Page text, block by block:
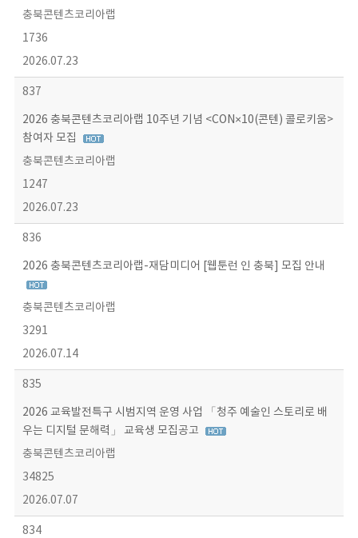
충북콘텐츠코리아랩
1736
2026.07.23
837
2026 충북콘텐츠코리아랩 10주년 기념 <CON×10(콘텐) 콜로키움>
참여자 모집
충북콘텐츠코리아랩
1247
2026.07.23
836
2026 충북콘텐츠코리아랩-재담미디어 [웹툰런 인 충북] 모집 안내
충북콘텐츠코리아랩
3291
2026.07.14
835
2026 교육발전특구 시범지역 운영 사업 「청주 예술인 스토리로 배
우는 디지털 문해력」 교육생 모집공고
충북콘텐츠코리아랩
34825
2026.07.07
834